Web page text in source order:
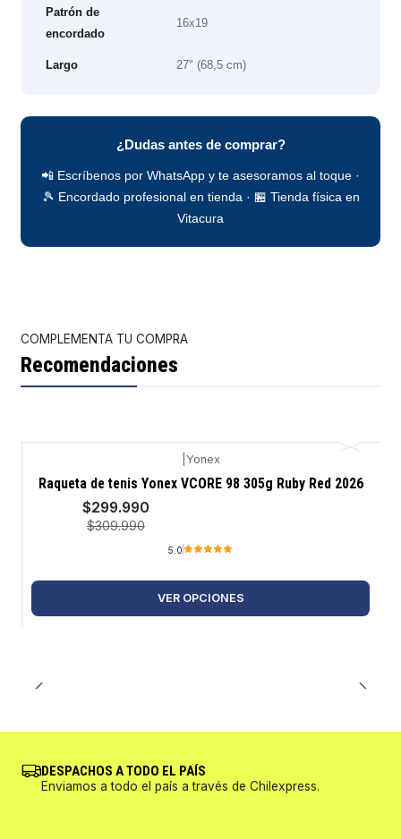
Patrón de
encordado
16x19
Largo 27" (68,5 cm)
¿Dudas antes de comprar?
📲 Escríbenos por WhatsApp y te asesoramos al toque ·
🎾 Encordado profesional en tienda · 🏪 Tienda física en
Vitacura
COMPLEMENTA TU COMPRA
Recomendaciones
-3%
Yonex
Raqueta de tenis Yonex VCORE 98 305g Ruby Red 2026
$299.990
$309.990
5.0
VER OPCIONES
DESPACHOS A TODO EL PAÍS
Enviamos a todo el país a través de Chilexpress.